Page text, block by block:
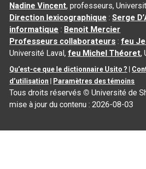
Nadine Vincent, professeurs,
Direction lexicographique :Serge
informatique : Benoit Mercier
Professeurs collaborateurs :feu
Université Laval,feu Michel Théoret,
Qu’est-ce que le dictionnaire Usito ?
d’utilisation
Paramètres des témoins
Tous droits réservés © Université de
mise à jour du contenu :2026-08-03